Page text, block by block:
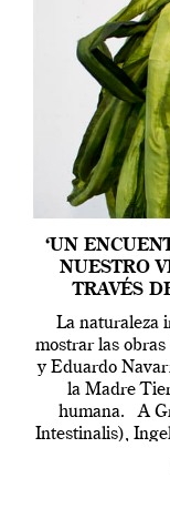
‘UN
NUESTRO
TRAVÉS
La naturaleza
mostrar las
y Eduardo
la Madre
humana. A
Intestinalis),